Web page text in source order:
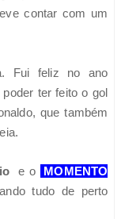
contar com um
Fui feliz no ano
ter feito o gol
que também
e o
MOMENTO
tudo de perto